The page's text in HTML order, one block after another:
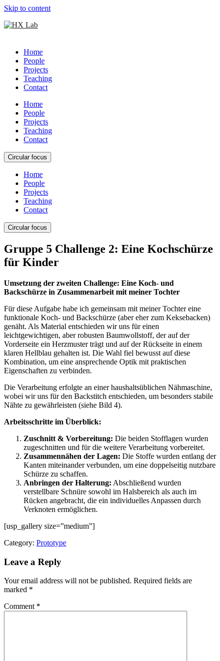
Skip to content
Home
People
Projects
Teaching
Contact
Home
People
Projects
Teaching
Contact
Circular focus
Home
People
Projects
Teaching
Contact
Circular focus
Gruppe 5 Challenge 2: Eine Kochschürze
für Kinder
Umsetzung der zweiten Challenge: Eine Koch- und
Backschürze in Zusammenarbeit mit meiner Tochter
Für diese Aufgabe habe ich gemeinsam mit meiner Tochter eine
funktionale Koch- und Backschürze (aber eher zum Keksebacken)
genäht. Als Material entschieden wir uns für einen
leichtgewichtigen, aber robusten Baumwollstoff, der auf der
Vorderseite ein Herzmuster trägt und auf der Rückseite in einem
klaren Hellblau gehalten ist. Die Wahl fiel bewusst auf diese
Kombination, um eine ansprechende Optik mit praktischen
Eigenschaften zu verbinden.
Die Verarbeitung erfolgte an einer haushaltsüblichen Nähmaschine,
wobei wir uns für den Backstitch entschieden, um besonders stabile
Nähte zu gewährleisten (siehe Bild 4).
Arbeitsschritte im Überblick:
Zuschnitt & Vorbereitung: Die beiden Stofflagen wurden
zugeschnitten und für die weitere Verarbeitung vorbereitet.
Zusammennähen der Lagen: Die Stoffe wurden entlang der
Kanten miteinander verbunden, um eine doppelseitig nutzbare
Schürze zu schaffen.
Anbringen der Halterung: Abschließend wurden
verstellbare Schnüre sowohl im Halsbereich als auch im
Rücken angebracht, die ein individuelles Anpassen durch
Verknoten ermöglichen.
[usp_gallery size=”medium”]
Category: Prototype
Leave a Reply
Your email address will not be published. Required fields are
marked *
Comment *